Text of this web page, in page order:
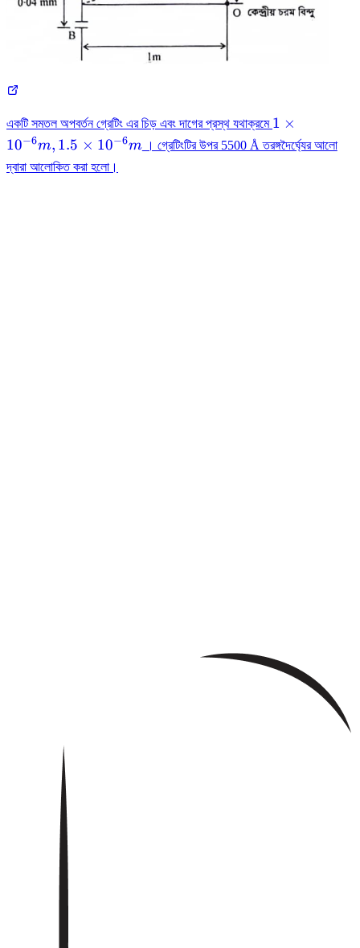
একটি সমতল অপবর্তন গ্রেটিং এর চিড় এবং দাগের প্রস্থ যথাক্রমে 1 \times
10^{-6}
1 ×
10−6m, 1.5 × 10−6m। গ্রেটিংটির উপর 5500 Å তরঙ্গদৈর্ঘ্যের আলো
দ্বারা আলোকিত করা হলো।